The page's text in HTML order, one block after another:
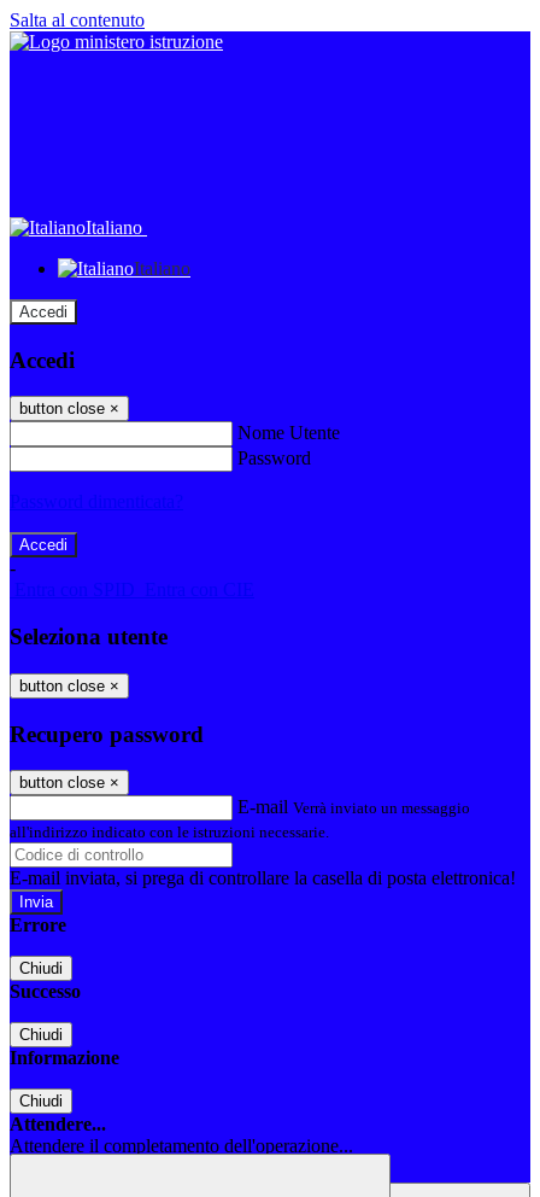
Salta al contenuto
Italiano
Italiano
Accedi
Accedi
button close ×
Nome Utente
Password
Password dimenticata?
-
Entra con SPID
Entra con CIE
Seleziona utente
button close ×
Recupero password
button close ×
E-mail Verrà inviato un messaggio
all'indirizzo indicato con le istruzioni necessarie.
E-mail inviata, si prega di controllare la casella di posta elettronica!
Errore
Chiudi
Successo
Chiudi
Informazione
Chiudi
Attendere...
Attendere il completamento dell'operazione...